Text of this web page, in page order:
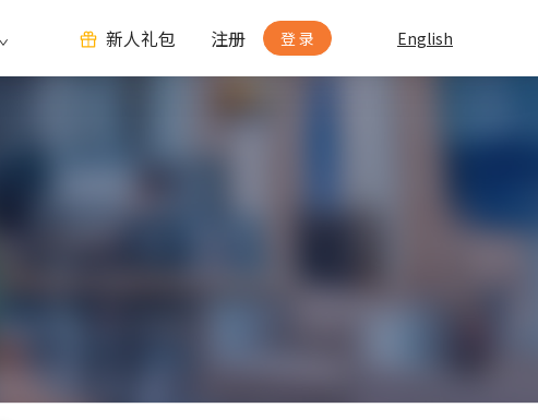
新人礼包 注册 登 录 English